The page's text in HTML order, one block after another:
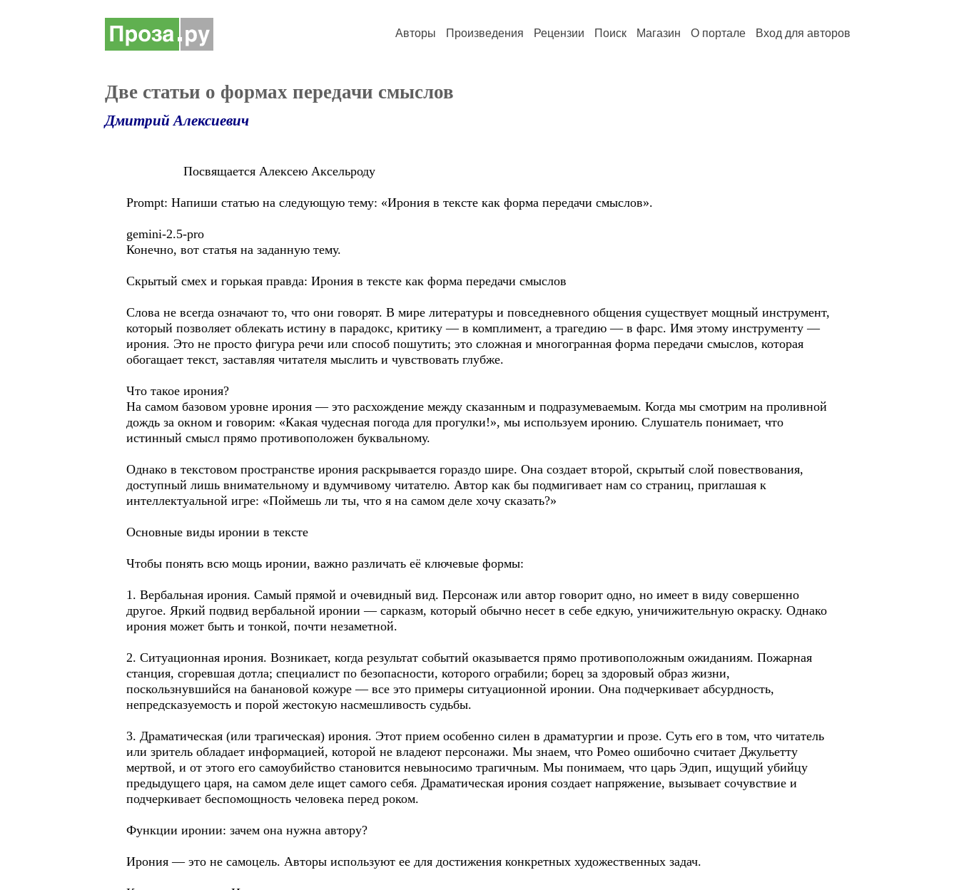
Авторы Произведения Рецензии Поиск Магазин О портале Вход для авторов
Две статьи о формах передачи смыслов
Дмитрий Алексиевич
Посвящается Алексею Аксельроду
Prompt: Напиши статью на следующую тему: «Ирония в тексте как форма передачи смыслов».
gemini-2.5-pro
Конечно, вот статья на заданную тему.
Скрытый смех и горькая правда: Ирония в тексте как форма передачи смыслов
Слова не всегда означают то, что они говорят. В мире литературы и повседневного общения существует мощный инструмент,
который позволяет облекать истину в парадокс, критику — в комплимент, а трагедию — в фарс. Имя этому инструменту —
ирония. Это не просто фигура речи или способ пошутить; это сложная и многогранная форма передачи смыслов, которая
обогащает текст, заставляя читателя мыслить и чувствовать глубже.
Что такое ирония?
На самом базовом уровне ирония — это расхождение между сказанным и подразумеваемым. Когда мы смотрим на проливной
дождь за окном и говорим: «Какая чудесная погода для прогулки!», мы используем иронию. Слушатель понимает, что
истинный смысл прямо противоположен буквальному.
Однако в текстовом пространстве ирония раскрывается гораздо шире. Она создает второй, скрытый слой повествования,
доступный лишь внимательному и вдумчивому читателю. Автор как бы подмигивает нам со страниц, приглашая к
интеллектуальной игре: «Поймешь ли ты, что я на самом деле хочу сказать?»
Основные виды иронии в тексте
Чтобы понять всю мощь иронии, важно различать её ключевые формы:
1. Вербальная ирония. Самый прямой и очевидный вид. Персонаж или автор говорит одно, но имеет в виду совершенно
другое. Яркий подвид вербальной иронии — сарказм, который обычно несет в себе едкую, уничижительную окраску. Однако
ирония может быть и тонкой, почти незаметной.
2. Ситуационная ирония. Возникает, когда результат событий оказывается прямо противоположным ожиданиям. Пожарная
станция, сгоревшая дотла; специалист по безопасности, которого ограбили; борец за здоровый образ жизни,
поскользнувшийся на банановой кожуре — все это примеры ситуационной иронии. Она подчеркивает абсурдность,
непредсказуемость и порой жестокую насмешливость судьбы.
3. Драматическая (или трагическая) ирония. Этот прием особенно силен в драматургии и прозе. Суть его в том, что читатель
или зритель обладает информацией, которой не владеют персонажи. Мы знаем, что Ромео ошибочно считает Джульетту
мертвой, и от этого его самоубийство становится невыносимо трагичным. Мы понимаем, что царь Эдип, ищущий убийцу
предыдущего царя, на самом деле ищет самого себя. Драматическая ирония создает напряжение, вызывает сочувствие и
подчеркивает беспомощность человека перед роком.
Функции иронии: зачем она нужна автору?
Ирония — это не самоцель. Авторы используют ее для достижения конкретных художественных задач.